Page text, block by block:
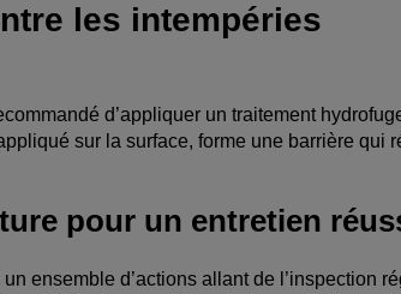
les intempéries
d’appliquer un traitement
sur la surface, forme une barrière qui
pour un entretien
un ensemble d’actions allant de l’inspection